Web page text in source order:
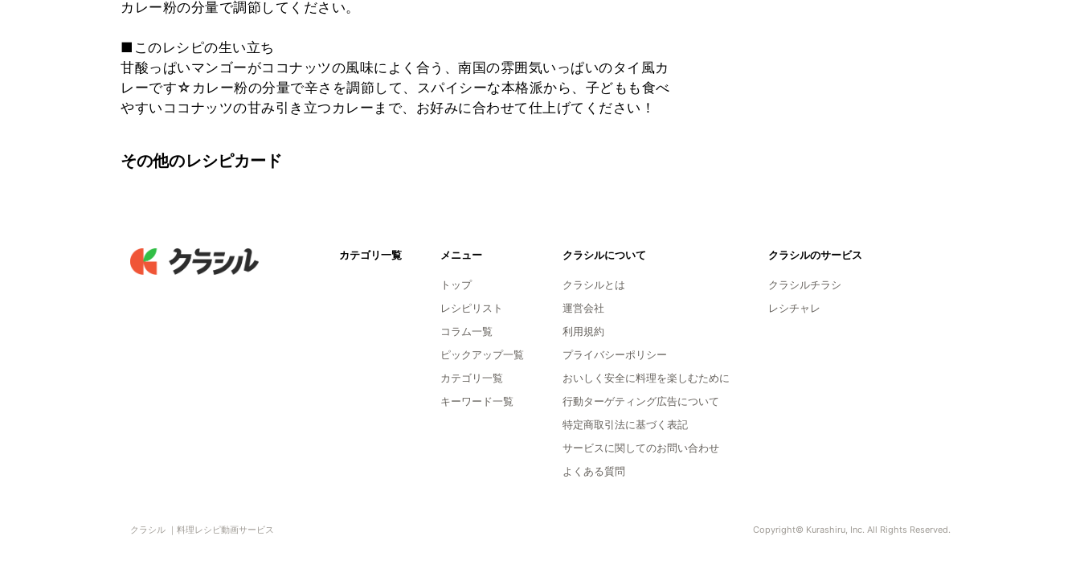
カレー粉の分量で調節してください。
■このレシピの生い立ち
甘酸っぱいマンゴーがココナッツの風味によく合う、南国の雰囲気いっぱいのタイ風カ
レーです☆カレー粉の分量で辛さを調節して、スパイシーな本格派から、子どもも食べ
やすいココナッツの甘み引き立つカレーまで、お好みに合わせて仕上げてください！
その他のレシピカード
カテゴリ一覧 メニュー
トップ
レシピリスト
コラム一覧
ピックアップ一覧
カテゴリ一覧
キーワード一覧
クラシルについて
クラシルとは
運営会社
利用規約
プライバシーポリシー
おいしく安全に料理を楽しむために
行動ターゲティング広告について
特定商取引法に基づく表記
サービスに関してのお問い合わせ
よくある質問
クラシルのサービス
クラシルチラシ
レシチャレ
クラシル ｜料理レシピ動画サービス Copyright© Kurashiru, Inc. All Rights Reserved.